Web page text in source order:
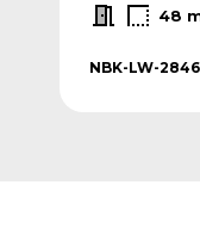
48
NBK-LW-2846